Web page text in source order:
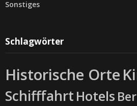
Sonstiges
Schlagwörter
Historische Orte
Schifffahrt Hotels